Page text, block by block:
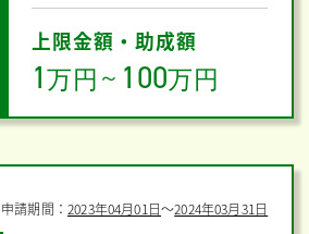
上限金額・助成額
1万円 ～ 100万円
申請期間：2023年04月01日〜2024年03月31日